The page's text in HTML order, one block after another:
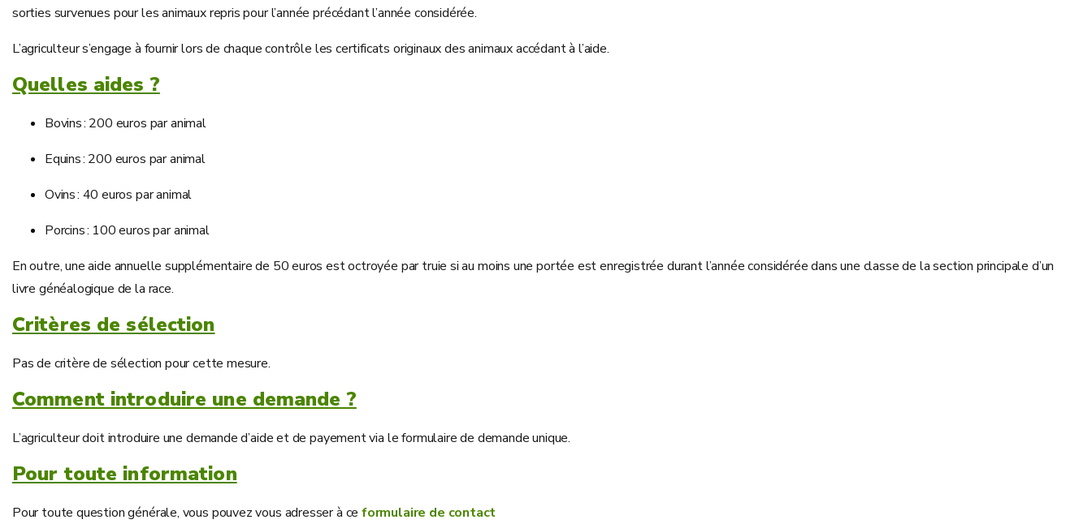
sorties survenues pour les animaux repris pour l’année précédant l’année considérée.
L’agriculteur s’engage à fournir lors de chaque contrôle les certificats originaux des animaux accédant à l’aide.
Quelles aides ?
Bovins : 200 euros par animal
Equins : 200 euros par animal
Ovins : 40 euros par animal
Porcins : 100 euros par animal
En outre, une aide annuelle supplémentaire de 50 euros est octroyée par truie si au moins une portée est enregistrée durant l’année considérée dans une classe de la section principale d’un
livre généalogique de la race.
Critères de sélection
Pas de critère de sélection pour cette mesure.
Comment introduire une demande ?
L’agriculteur doit introduire une demande d’aide et de payement via le formulaire de demande unique.
Pour toute information
Pour toute question générale, vous pouvez vous adresser à ce formulaire de contact